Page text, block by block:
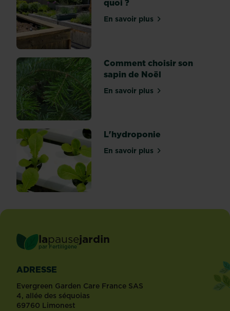
motivation,
faire
ses
propres
boutures
demande
juste
un
peu
de...
quoi ?
En savoir plussur La permaculture...
Comment choisir son
sapin de Noël
En savoir plussur Comment choisir son
L'hydroponie
En savoir plussur L'hydroponie
lapausejardin
par Fertiligène ®
ADRESSE
Evergreen Garden Care France SAS
4, allée des séquoias
69760 Limonest